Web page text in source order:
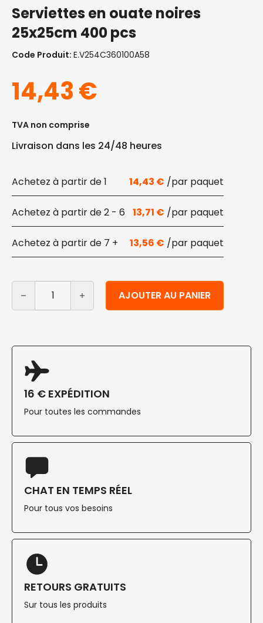
Serviettes en ouate noires
25x25cm 400 pcs
Code Produit: E.V254C360100A58
14,43€
TVA non comprise
Livraison dans les 24/48 heures
1 14,43 €
2 - 6 13,71 €
7 + 13,56 €
quantité de Serviettes en ouate noires 25x25cm 400
AJOUTER AU PANIER
Alternative:
16 € EXPÉDITION
Pour toutes les commandes
CHAT EN TEMPS RÉEL
Pour tous vos besoins
RETOURS GRATUITS
Sur tous les produits